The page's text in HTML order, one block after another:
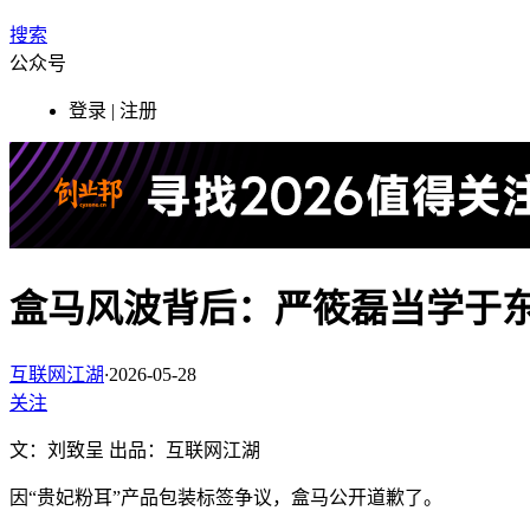
搜索
公众号
登录 | 注册
盒马风波背后：严筱磊当学于
互联网江湖·2026-05-28
关注
文：刘致呈 出品：互联网江湖
因“贵妃粉耳”产品包装标签争议，盒马公开道歉了。